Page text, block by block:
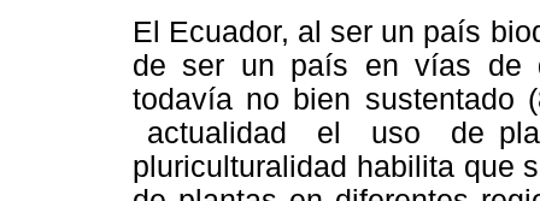
El Ecuador, al ser un país
de ser un país en vías de
todavía no bien sustentado
actualidad el uso de
pluriculturalidad habilita que